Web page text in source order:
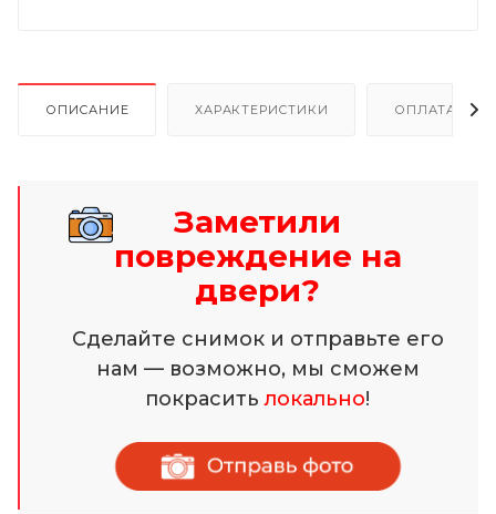
ОПИСАНИЕ ХАРАКТЕРИСТИКИ ОПЛАТА И
Заметили
повреждение на
двери?
Сделайте снимок и отправьте его
нам — возможно, мы сможем
покраситьлокально!